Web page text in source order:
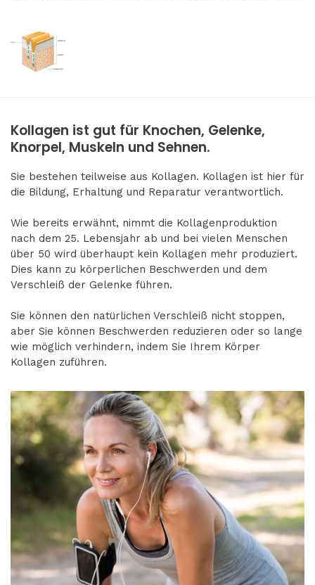
Kollagen ist gut für Knochen, Gelenke,
Knorpel, Muskeln und Sehnen.
Sie bestehen teilweise aus Kollagen. Kollagen ist hier für
die Bildung, Erhaltung und Reparatur verantwortlich.
Wie bereits erwähnt, nimmt die Kollagenproduktion
nach dem 25. Lebensjahr ab und bei vielen Menschen
über 50 wird überhaupt kein Kollagen mehr produziert.
Dies kann zu körperlichen Beschwerden und dem
Verschleiß der Gelenke führen.
Sie können den natürlichen Verschleiß nicht stoppen,
aber Sie können Beschwerden reduzieren oder so lange
wie möglich verhindern, indem Sie Ihrem Körper
Kollagen zuführen.